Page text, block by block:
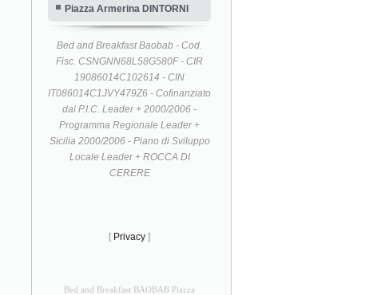
Piazza Armerina DINTORNI
Bed and Breakfast Baobab - Cod.
Fisc. CSNGNN68L58G580F - CIR
19086014C102614 - CIN
IT086014C1JVY479Z6 - Cofinanziato
dal P.I.C. Leader + 2000/2006 -
Programma Regionale Leader +
Sicilia 2000/2006 - Piano di Sviluppo
Locale Leader + ROCCA DI
CERERE
[ Privacy ]
Bed and Breakfast BAOBAB Piazza